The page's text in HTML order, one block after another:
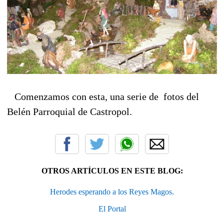
Comenzamos con esta, una serie de fotos del
Belén Parroquial de Castropol.
OTROS ARTÍCULOS EN ESTE BLOG:
Herodes esperando a los Reyes Magos.
El Portal